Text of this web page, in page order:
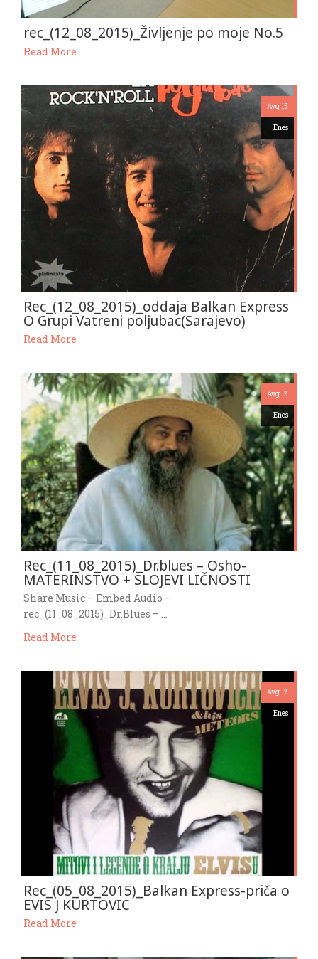
rec_(12_08_2015)_Življenje po moje No.5
Read More
Avg 13
Enes
Rec_(12_08_2015)_oddaja Balkan Express
O Grupi Vatreni poljubac(Sarajevo)
Read More
Avg 12
Enes
Rec_(11_08_2015)_Dr.blues – Osho-
MATERINSTVO + SLOJEVI LIČNOSTI
Share Music – Embed Audio –
rec_(11_08_2015)_Dr.Blues – …
Read More
Avg 12
Enes
Rec_(05_08_2015)_Balkan Express-priča o
EVIS J KURTOVIC
Read More